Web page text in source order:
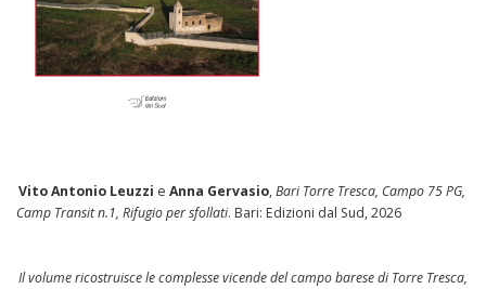
Vito Antonio Leuzzi eAnna Gervasio,Bari Torre Tresca, Campo 75 PG,
Camp Transit n.1, Rifugio per sfollati. Bari: Edizioni dal Sud, 2026
Il volume ricostruisce le complesse vicende del campo barese di Torre Tresca,